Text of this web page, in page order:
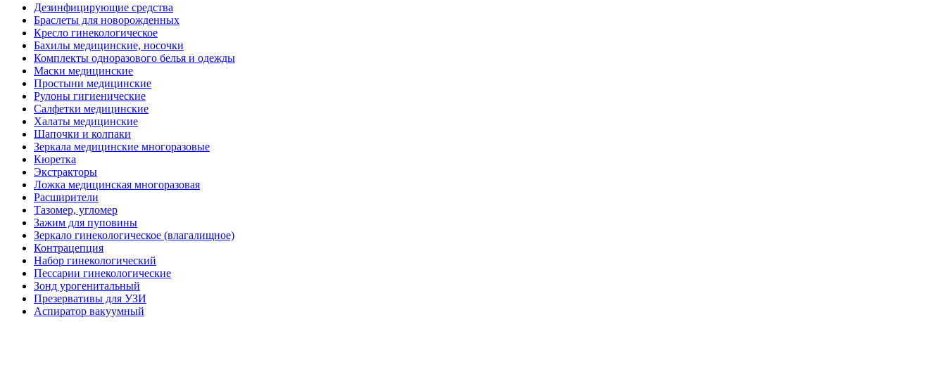
Дезинфицирующие средства
Браслеты для новорожденных
Кресло гинекологическое
Бахилы медицинские, носочки
Комплекты одноразового белья и одежды
Маски медицинские
Простыни медицинские
Рулоны гигиенические
Салфетки медицинские
Халаты медицинские
Шапочки и колпаки
Зеркала медицинские многоразовые
Кюретка
Экстракторы
Ложка медицинская многоразовая
Расширители
Тазомер, угломер
Зажим для пуповины
Зеркало гинекологическое (влагалищное)
Контрацепция
Набор гинекологический
Пессарии гинекологические
Зонд урогенитальный
Презервативы для УЗИ
Аспиратор вакуумный